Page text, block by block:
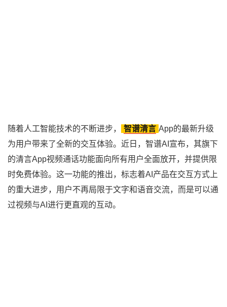
随着人工智能技术的不断进步， 智谱清言 App的最新升级
为用户带来了全新的交互体验。近日，智谱AI宣布，其旗下
的清言App视频通话功能面向所有用户全面放开，并提供限
时免费体验。这一功能的推出，标志着AI产品在交互方式上
的重大进步，用户不再局限于文字和语音交流，而是可以通
过视频与AI进行更直观的互动。